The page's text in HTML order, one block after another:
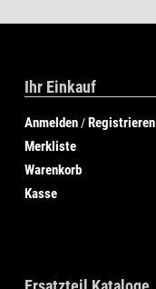
Ihr Einkauf
Anmelden /Registrieren
Merkliste
Warenkorb
Kasse